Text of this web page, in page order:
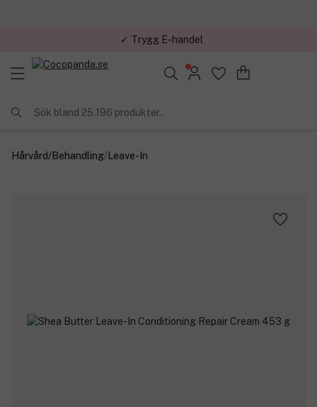
✓ Trygg E-handel
Sök bland 25.196 produkter..
Hårvård/Behandling/Leave-In